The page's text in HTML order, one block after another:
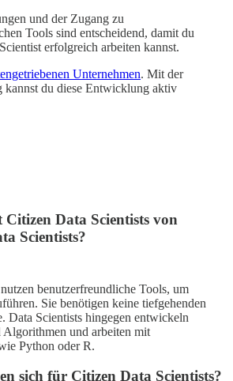
und der Zugang zu
Tools sind entscheidend, damit du
erfolgreich arbeiten kannst.
Unternehmen. Mit der
kannst du diese Entwicklung aktiv
Citizen Data Scientists von
Scientists?
benutzerfreundliche Tools, um
Sie benötigen keine tiefgehenden
Data Scientists hingegen entwickeln
und arbeiten mit
Python oder R.
sich für Citizen Data Scientists?